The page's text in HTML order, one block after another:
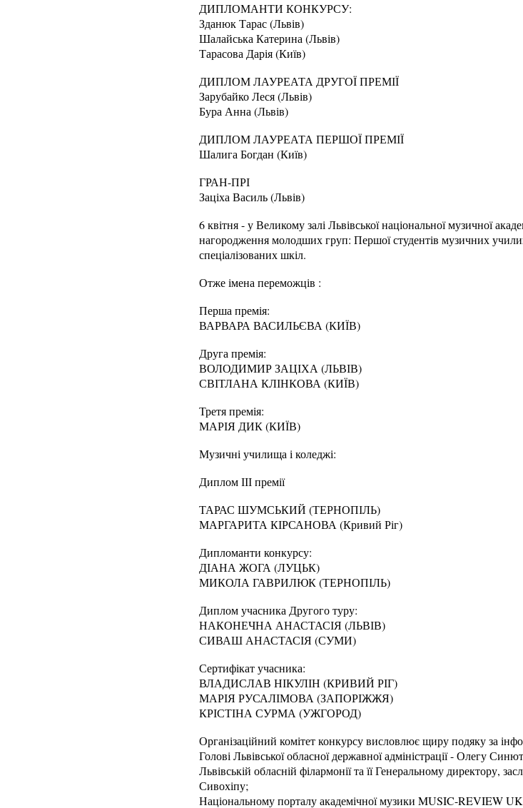
ДИПЛОМАНТИ КОНКУРСУ:
Зданюк Тарас (Львів)
Шалайська Катерина (Львів)
Тарасова Дарія (Київ)
ДИПЛОМ ЛАУРЕАТА ДРУГОЇ ПРЕМІЇ
Зарубайко Леся (Львів)
Бура Анна (Львів)
ДИПЛОМ ЛАУРЕАТА ПЕРШОЇ ПРЕМІЇ
Шалига Богдан (Київ)
ГРАН-ПРІ
Заціха Василь (Львів)
6 квітня - у Великому залі Львівської національної музичної
нагородження молодших груп: Першої студентів музичних
спеціалізованих шкіл.
Отже імена переможців :
Перша премія:
ВАРВАРА ВАСИЛЬЄВА (КИЇВ)
Друга премія:
ВОЛОДИМИР ЗАЦІХА (ЛЬВІВ)
СВІТЛАНА КЛІНКОВА (КИЇВ)
Третя премія:
МАРІЯ ДИК (КИЇВ)
Музичні училища і коледжі:
Диплом ІІІ премії
ТАРАС ШУМСЬКИЙ (ТЕРНОПІЛЬ)
МАРГАРИТА КІРСАНОВА (Кривий Ріг)
Дипломанти конкурсу:
ДІАНА ЖОГА (ЛУЦЬК)
МИКОЛА ГАВРИЛЮК (ТЕРНОПІЛЬ)
Диплом учасника Другого туру:
НАКОНЕЧНА АНАСТАСІЯ (ЛЬВІВ)
СИВАШ АНАСТАСІЯ (СУМИ)
Сертифікат учасника:
ВЛАДИСЛАВ НІКУЛІН (КРИВИЙ РІГ)
МАРІЯ РУСАЛІМОВА (ЗАПОРІЖЖЯ)
КРІСТІНА СУРМА (УЖГОРОД)
Організаційний комітет конкурсу висловлює щиру подяку за
Голові Львівської обласної державної адміністрації - Олегу
Львівській обласній філармонії та її Генеральному директору,
Сивохіпу;
Національному порталу академічної музики MUSIC-REVIEW